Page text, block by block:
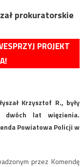
prokuratorskie
PROJEKT
Krzysztof R., były
dwóch lat więzienia.
Powiatowa Policji w
przez Komendę